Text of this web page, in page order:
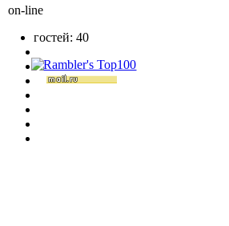
on-line
гостей: 40